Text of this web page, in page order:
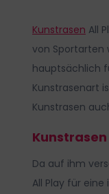
Kunstrasen All
von Sportarten
hauptsächlich
Kunstrasenart
Kunstrasen
Da auf ihm
All Play für